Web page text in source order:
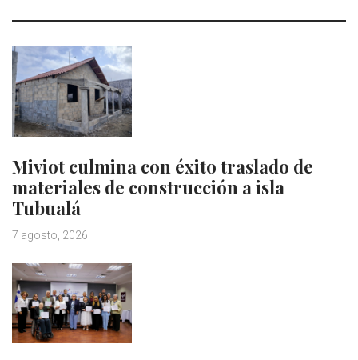
Miviot culmina con éxito traslado de
materiales de construcción a isla
Tubualá
7 agosto, 2026